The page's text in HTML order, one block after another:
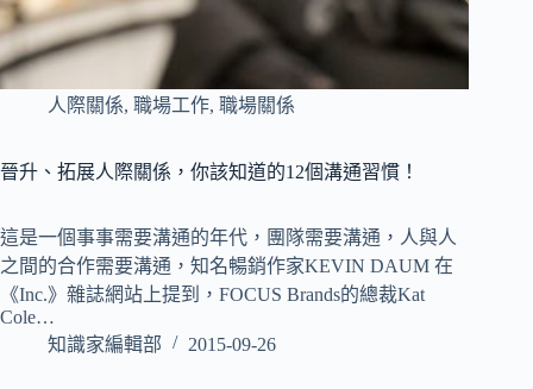
人際關係, 職場工作, 職場關係
晉升、拓展人際關係，你該知道的12個溝通習慣！
這是一個事事需要溝通的年代，團隊需要溝通，人與人
之間的合作需要溝通，知名暢銷作家KEVIN DAUM 在
《Inc.》雜誌網站上提到，FOCUS Brands的總裁Kat
Cole…
知識家編輯部
2015-09-26